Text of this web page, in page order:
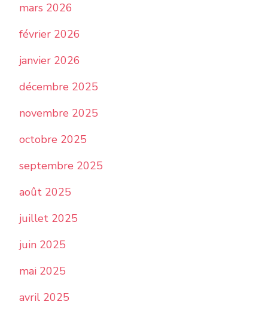
mars 2026
février 2026
janvier 2026
décembre 2025
novembre 2025
octobre 2025
septembre 2025
août 2025
juillet 2025
juin 2025
mai 2025
avril 2025